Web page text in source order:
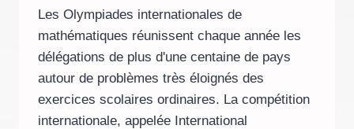
Les Olympiades internationales de
mathématiques réunissent chaque année les
délégations de plus d'une centaine de pays
autour de problèmes très éloignés des
exercices scolaires ordinaires. La compétition
internationale, appelée International